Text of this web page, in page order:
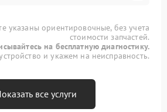
указаны ориентировочные, без учета
стоимости запчастей.
на бесплатную диагностику.
и укажем на неисправность.
все услуги